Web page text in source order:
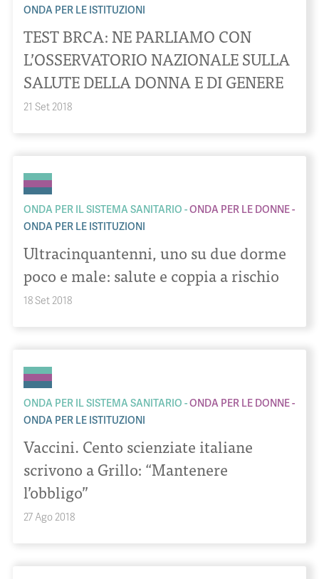
ONDA PER LE ISTITUZIONI
TEST BRCA: NE PARLIAMO CON
L’OSSERVATORIO NAZIONALE SULLA
SALUTE DELLA DONNA E DI GENERE
21 Set 2018
ONDA PER IL SISTEMA SANITARIO
ONDA PER LE DONNE
ONDA PER LE ISTITUZIONI
Ultracinquantenni, uno su due dorme
poco e male: salute e coppia a rischio
18 Set 2018
ONDA PER IL SISTEMA SANITARIO
ONDA PER LE DONNE
ONDA PER LE ISTITUZIONI
Vaccini. Cento scienziate italiane
scrivono a Grillo: “Mantenere
l’obbligo”
27 Ago 2018